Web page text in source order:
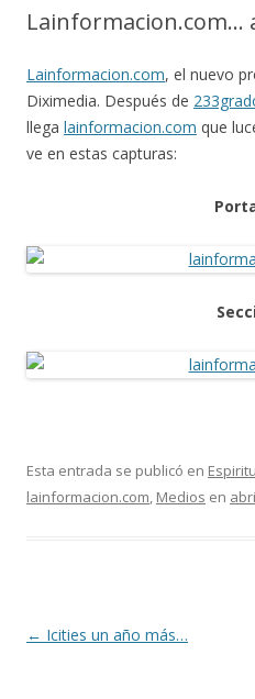
Lainformacion.com…
Lainformacion.com, el nuevo
Diximedia. Después de
llega lainformacion.com que
ve en estas capturas:
Esta entrada se publicó en
lainformacion.com, Medios en
Navegación
← Icities un año más…